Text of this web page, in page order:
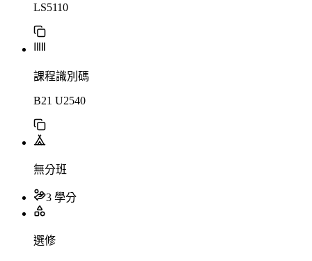
LS5110
課程識別碼
B21 U2540
無分班
3 學分
選修